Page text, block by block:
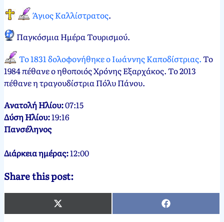
Άγιος Καλλίστρατος.
Παγκόσμια Ημέρα Τουρισμού.
Το 1831 δολοφονήθηκε ο Ιωάννης Καποδίστριας.Το
1984 πέθανε ο ηθοποιός Χρόνης Εξαρχάκος. Το 2013
πέθανε η τραγουδίστρια Πόλυ Πάνου.
Ανατολή Ηλίου:07:15
Δύση Ηλίου:19:16
Πανσέληνος
Διάρκεια ημέρας:12:00
Share this post:
X
(Twitter)
Facebook